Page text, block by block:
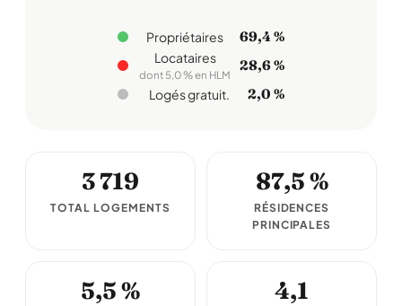
Propriétaires 69,4 %
Locataires
dont 5,0 % en HLM
28,6 %
Logés gratuit. 2,0 %
3 719
TOTAL LOGEMENTS
87,5 %
RÉSIDENCES
PRINCIPALES
5,5 % 4,1